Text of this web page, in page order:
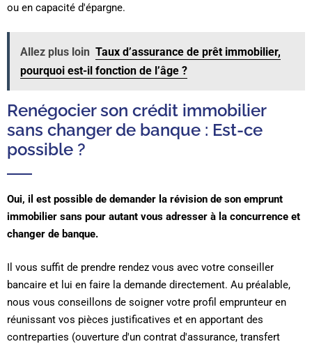
ou en capacité d'épargne.
Allez plus loin Taux d’assurance de prêt immobilier,
pourquoi est-il fonction de l’âge ?
Renégocier son crédit immobilier
sans changer de banque : Est-ce
possible ?
Oui, il est possible de demander la révision de son emprunt
immobilier sans pour autant vous adresser à la concurrence et
changer de banque.
Il vous suffit de prendre rendez vous avec votre conseiller
bancaire et lui en faire la demande directement. Au préalable,
nous vous conseillons de soigner votre profil emprunteur en
réunissant vos pièces justificatives et en apportant des
contreparties (ouverture d'un contrat d'assurance, transfert